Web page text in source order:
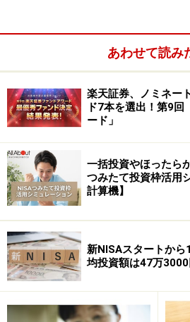
債券の信用度を示す格付け
元本や利息の支払いが滞る「デ
行）の可能性など信用度を評価
です。S&P社やムーディーズ社が
の可能性が高ければ高いほど、
けは低くなっていきます。
あわせて読み
楽天証券、ノミネー
ド7本を選出！第9回
ード」
一括投資やほったら
つみたて投資枠活用
計算機】
新NISAスタートか
均投資額は47万3000